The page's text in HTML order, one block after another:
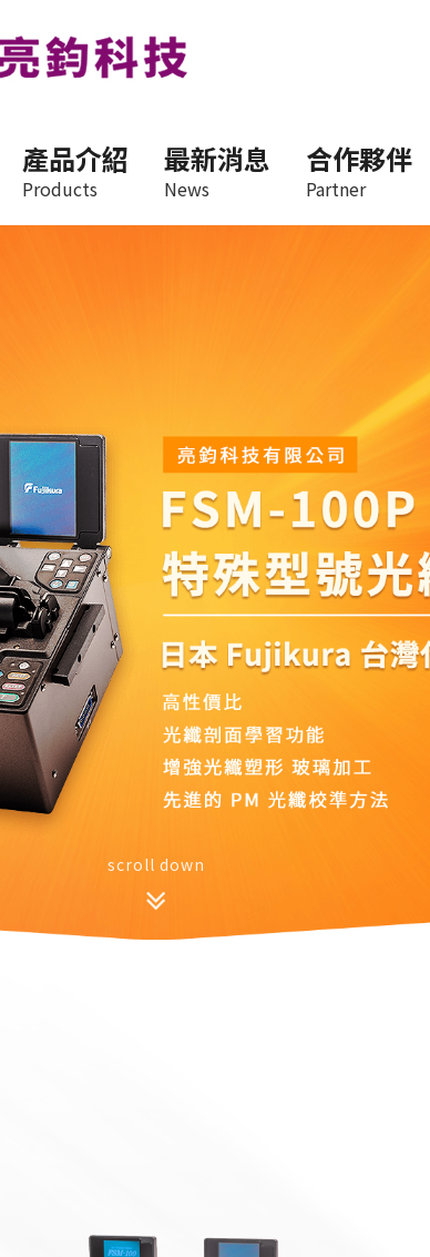
產品介紹
Products
最新消息
News
合作夥伴
Partner
scroll down